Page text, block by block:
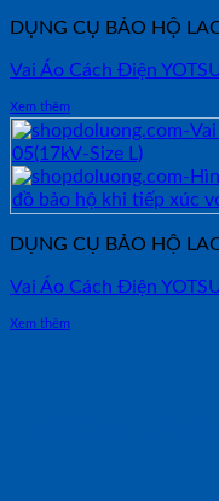
DỤNG CỤ BẢO HỘ
Vai Áo Cách Điện
Xem thêm
DỤNG CỤ BẢO HỘ
Vai Áo Cách Điện
Xem thêm